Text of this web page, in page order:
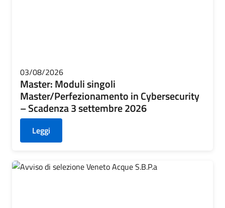
03/08/2026
Master: Moduli singoli
Master/Perfezionamento in Cybersecurity
– Scadenza 3 settembre 2026
Leggi